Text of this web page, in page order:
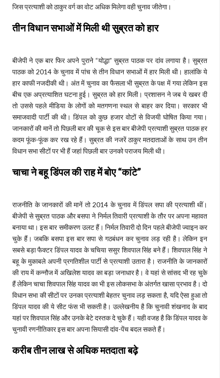
जिस प्रत्याशी को ठाकुर वर्ग का वोट अधिक मिलेगा वही चुनाव जीतेगा।
तीन विधान सभाओं में मिली थी सुब्रत को हार
बीजेपी ने एक बार फिर अपने पुराने “योद्धा” सुब्रत पाठक पर दांव लगाया है। सुब्रत
पाठक को 2014 के चुनाव में पांच से तीन विधान सभाओं में हार मिली थी। हालांकि ये
हार काफी नजदीकी थी। अंत में चुनाव का फैसला भी सुब्रत के पक्ष में गया लेकिन इस
बीच एक अप्रत्याशित घटना हुई। सुब्रत को हार मिली। प्रशासन ने जब ये खबर दी
तो उससे पहले मीडिया के लोगों को मतगणना स्थल से बाहर कर दिया। सरकार भी
समाजवादी पार्टी की थी। डिंपल को कुछ हजार वोटों से विजयी घोषित किया गया।
जानकारों की मानें तो पिछली बार की चूक से इस बार बीजेपी प्रत्याशी सुब्रत पाठक हर
कदम फूंक-फूंक कर रख रहे हैं। सुब्रत की नजरें ठाकुर मतदाताओं के साथ उन तीन
विधान सभा सीटों पर भी हैं जहां पिछली बार उनको पराजय मिली थी।
चाचा ने बहू डिंपल की राह में बोए “कांटे”
राजनीति के जानकारों की मानें तो 2014 के चुनाव में डिंपल सपा की प्रत्याशी थीं।
बीजेपी से सुब्रत पाठक और बसपा ने निर्मल तिवारी प्रत्याशी के तौर पर अपना महावत
बनाया था। इस बार समीकरण उलट हैं। निर्मल तिवारी दो दिन पहले बीजेपी ज्वाइन कर
चुके हैं। जबकि बसपा इस बार सपा से गठबंधन कर चुनाव लड़ रही है। लेकिन इन
सबसे बड़ा फैक्टर डिंपल यादव के चचिया ससुर शिवपाल सिंह बने हैं। शिवपाल सिंह ने
बहू के मुकाबले अपनी प्रगतिशील पार्टी से प्रत्याशी उतारा है। राजनीति के जानकारों
की राय में कन्नौज में अखिलेश यादव का बड़ा जनाधार है। वे यहां से सांसद भी रह चुके
हैं लेकिन चाचा शिवपाल सिंह यादव का भी इस लोकसभा के अंतर्गत खासा प्रभाव है। दो
विधान सभा की सीटों पर उनका प्रत्याशी बेहतर चुनाव लड़ सकता है, यदि ऐसा हुआ तो
डिंपल यादव की ये सीट फंस भी सकती है। उल्लेखनीय है कि चुनावी शंखनाद के बाद
यहां पर शिवपाल सिंह और उनके बेटे दस्तक दे चुके हैं। यही वजह है कि डिंपल यादव के
चुनावी रणनीतिकार इस बार अपना सियासी दांव-पेंच बदल सकते हैं।
करीब तीन लाख से अधिक मतदाता बढ़े